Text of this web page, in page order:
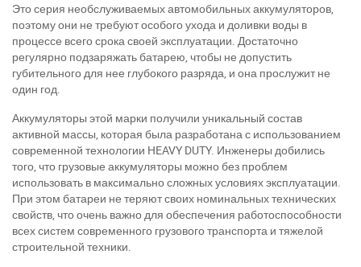
Это серия необслуживаемых автомобильных аккумуляторов,
поэтому они не требуют особого ухода и доливки воды в
процессе всего срока своей эксплуатации. Достаточно
регулярно подзаряжать батарею, чтобы не допустить
губительного для нее глубокого разряда, и она прослужит не
один год.
Аккумуляторы этой марки получили уникальный состав
активной массы, которая была разработана с использованием
современной технологии HEAVY DUTY. Инженеры добились
того, что грузовые аккумуляторы можно без проблем
использовать в максимально сложных условиях эксплуатации.
При этом батареи не теряют своих номинальных технических
свойств, что очень важно для обеспечения работоспособности
всех систем современного грузового транспорта и тяжелой
строительной техники.